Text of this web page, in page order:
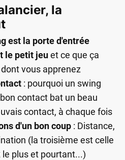
la
est la porte d'entrée
le petit jeuet ce que ça
vous apprenez
: pourquoi un swing
contact bat un beau
contact, à chaque fois
d'un bon coup : Distance,
(la troisième est celle
plus et pourtant...)